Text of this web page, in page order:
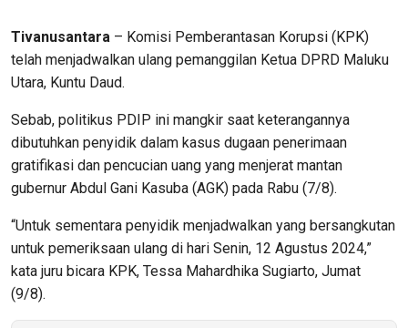
Tivanusantara – Komisi Pemberantasan Korupsi (KPK)
telah menjadwalkan ulang pemanggilan Ketua DPRD Maluku
Utara, Kuntu Daud.
Sebab, politikus PDIP ini mangkir saat keterangannya
dibutuhkan penyidik dalam kasus dugaan penerimaan
gratifikasi dan pencucian uang yang menjerat mantan
gubernur Abdul Gani Kasuba (AGK) pada Rabu (7/8).
“Untuk sementara penyidik menjadwalkan yang bersangkutan
untuk pemeriksaan ulang di hari Senin, 12 Agustus 2024,”
kata juru bicara KPK, Tessa Mahardhika Sugiarto, Jumat
(9/8).